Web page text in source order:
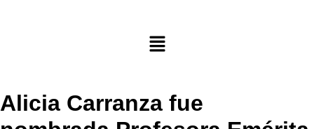
Alicia Carranza fue